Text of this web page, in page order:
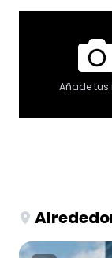
Añade tus